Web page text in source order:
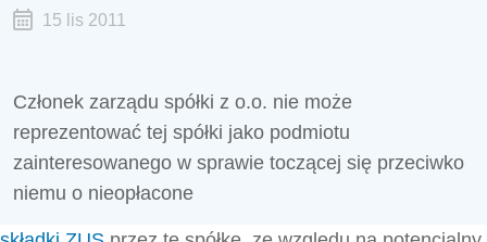
15 lis 2011
Członek zarządu spółki z o.o. nie może
reprezentować tej spółki jako podmiotu
zainteresowanego w sprawie toczącej się przeciwko
niemu o nieopłacone